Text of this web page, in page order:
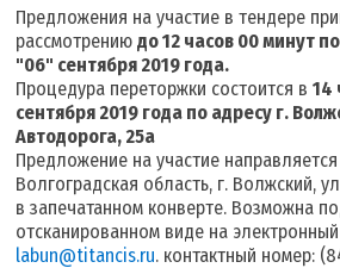
Предложения на участие в тендере
рассмотрениюдо 12 часов 00 минут
"06" сентября 2019 года.
Процедура переторжки состоится в14
сентября 2019 года по адресу г.
Автодорога, 25а
Предложение на участие
Волгоградская область, г. Волжский,
в запечатанном конверте. Возможна
отсканированном виде на
labun@titancis.ru. контактный номер: